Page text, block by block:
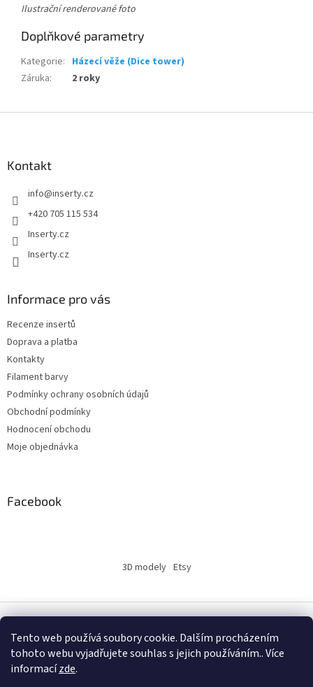
Tento web používá soubory cookie. Dalším procházením
tohoto webu vyjadřujete souhlas s jejich používáním.. Více
informacízde.
Ilustrační renderované foto
Doplňkové parametry
Kategorie: Házecí věže (Dice tower)
Záruka: 2 roky
Kontakt
info@inserty.cz
+420 705 115 534
Inserty.cz
Inserty.cz
Informace pro vás
Recenze insertů
Doprava a platba
Kontakty
Filament barvy
Podmínky ochrany osobních údajů
Obchodní podmínky
Hodnocení obchodu
Moje objednávka
Facebook
3D modely Etsy
Vytvořil Shoptet
Copyright 2026